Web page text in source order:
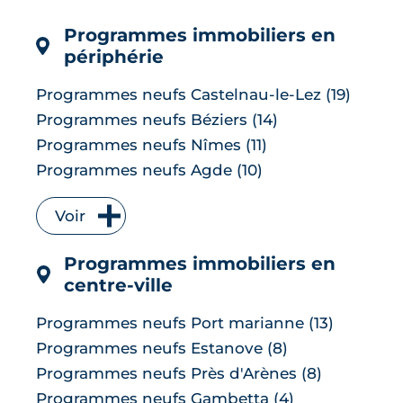
dossier passe en revue cinq réalisat...
LIRE L'ARTICLE
Programmes immobiliers en
périphérie
Programmes neufs Castelnau-le-Lez (19)
Programmes neufs Béziers (14)
Programmes neufs Nîmes (11)
Programmes neufs Agde (10)
Programmes neufs Mauguio (9)
Programmes neufs Lattes (8)
Programmes neufs Baillargues (7)
Programmes neufs Marseillan (6)
Programmes neufs Clapiers (4)
Programmes neufs Le Grau-du-Roi (4)
Programmes neufs Saint-Jean-de-Védas
(4)
Voir
Programmes immobiliers en
centre-ville
Programmes neufs Port marianne (13)
Programmes neufs Estanove (8)
Programmes neufs Près d'Arènes (8)
Programmes neufs Gambetta (4)